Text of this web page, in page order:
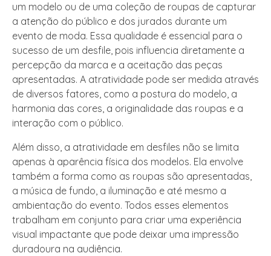
um modelo ou de uma coleção de roupas de capturar
a atenção do público e dos jurados durante um
evento de moda. Essa qualidade é essencial para o
sucesso de um desfile, pois influencia diretamente a
percepção da marca e a aceitação das peças
apresentadas. A atratividade pode ser medida através
de diversos fatores, como a postura do modelo, a
harmonia das cores, a originalidade das roupas e a
interação com o público.
Além disso, a atratividade em desfiles não se limita
apenas à aparência física dos modelos. Ela envolve
também a forma como as roupas são apresentadas,
a música de fundo, a iluminação e até mesmo a
ambientação do evento. Todos esses elementos
trabalham em conjunto para criar uma experiência
visual impactante que pode deixar uma impressão
duradoura na audiência.